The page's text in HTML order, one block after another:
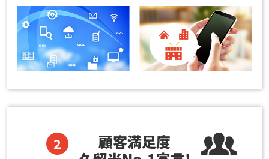
顧客満足度